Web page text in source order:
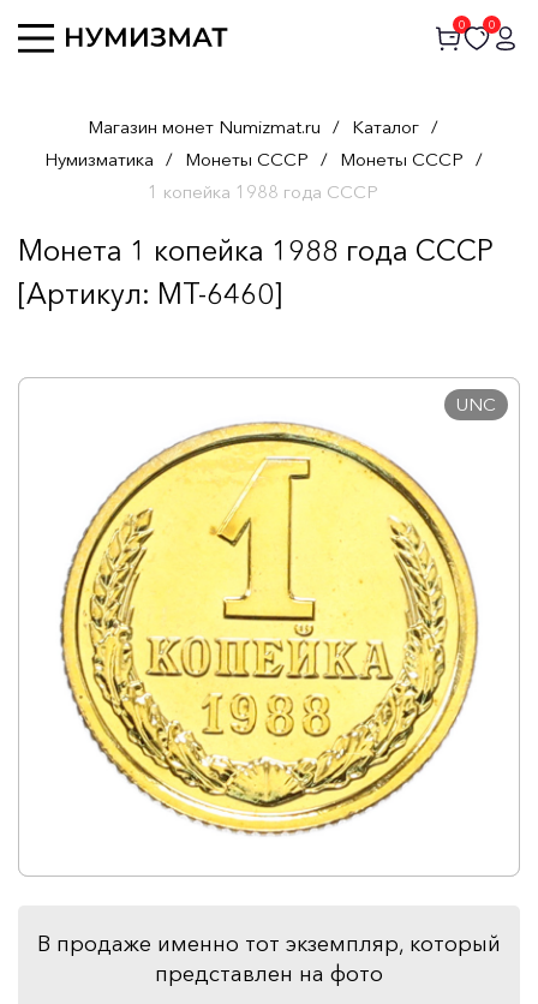
0 0
Магазин монет Numizmat.ru / Каталог /
Нумизматика / Монеты СССР / Монеты СССР /
1 копейка 1988 года СССР
Монета 1 копейка 1988 года СССР
[Артикул: MT-6460]
UNC
В продаже именно тот экземпляр, который
представлен на фото